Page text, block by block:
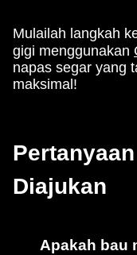
Mulailah langkah
gigi menggunakan
napas segar yang
maksimal!
Diajukan
Apakah bau